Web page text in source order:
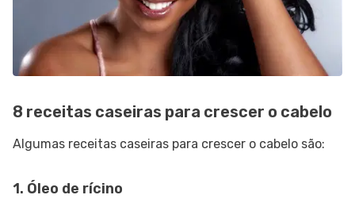
8 receitas caseiras para crescer o cabelo
Algumas receitas caseiras para crescer o cabelo são:
1. Óleo de rícino